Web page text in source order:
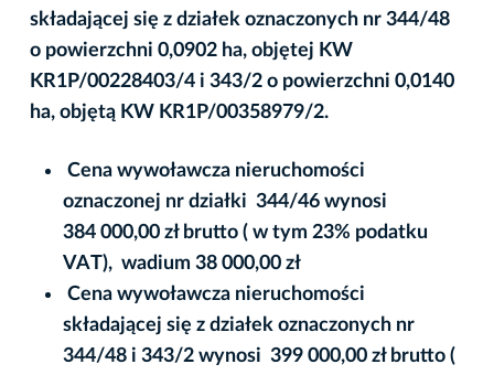
składającej się z działek oznaczonych nr 344/48
o powierzchni 0,0902 ha, objętej KW
KR1P/00228403/4 i 343/2 o powierzchni 0,0140
ha, objętą KW KR1P/00358979/2.
Cena wywoławcza nieruchomości
oznaczonej nr działki 344/46 wynosi
384 000,00 zł brutto ( w tym 23% podatku
VAT), wadium 38 000,00 zł
Cena wywoławcza nieruchomości
składającej się z działek oznaczonych nr
344/48 i 343/2 wynosi 399 000,00 zł brutto (